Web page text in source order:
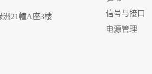
洲21幢A座3楼
信号与接口
电源管理